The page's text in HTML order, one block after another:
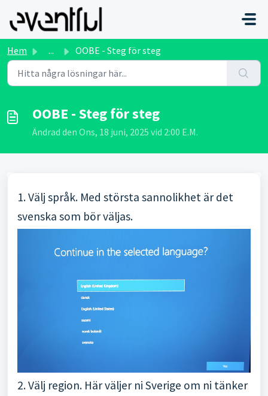
Hoppa över till huvudinnehåll
Hem ... OOBE - Steg för steg
OOBE - Steg för steg
Ändrad den Ons, 18 juni, 2025 vid 2:00 E.M.
1. Välj språk. Med största sannolikhet är det
svenska som bör väljas.
2. Välj region. Här väljer ni Sverige om ni tänker